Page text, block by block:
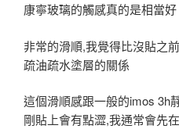
康寧玻璃的觸感真的是相當好
非常的滑順,我覺得比沒貼之
疏油疏水塗層的關係
這個滑順感跟一般的imos 3h
剛貼上會有點澀,我通常會先